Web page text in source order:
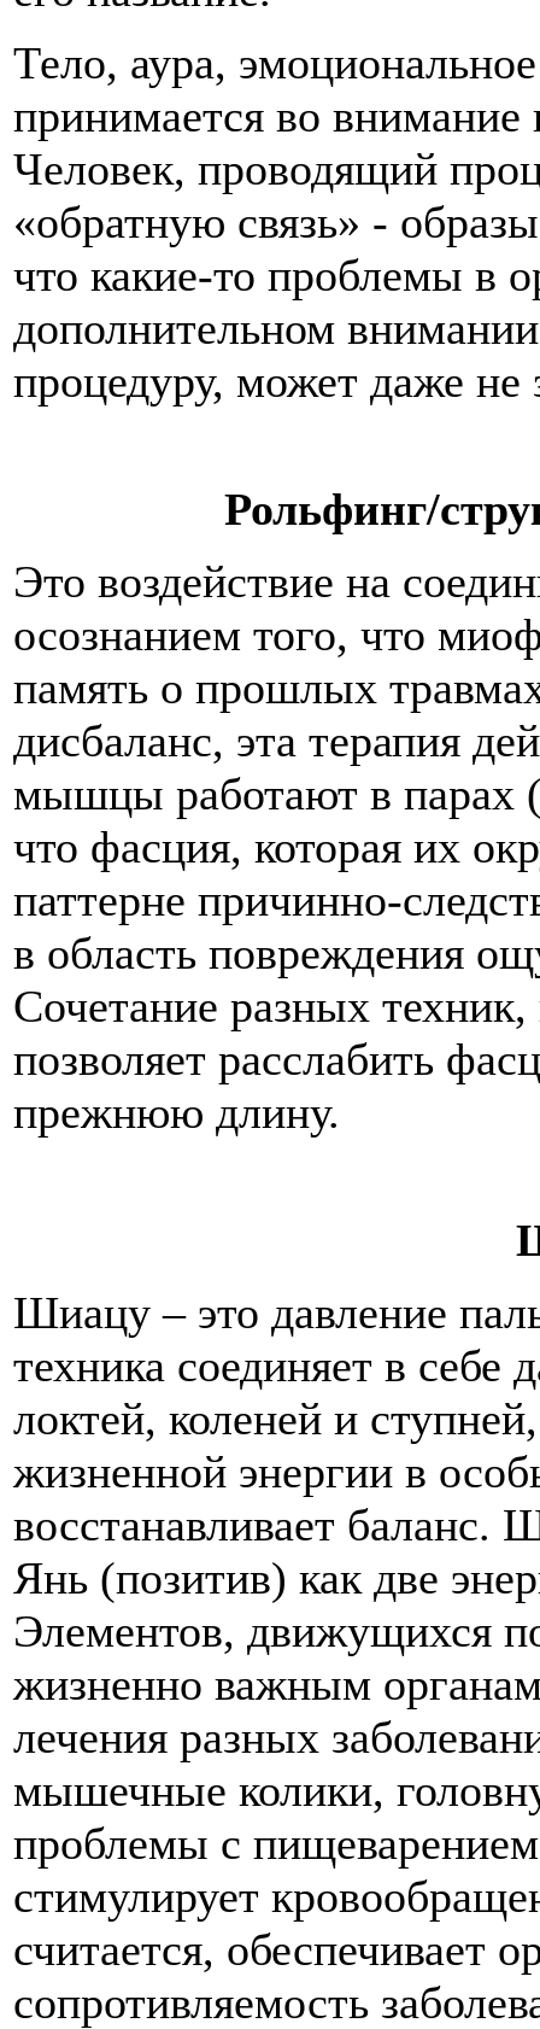
Тело, аура,
принимается во внимание
Человек, проводящий
«обратную связь» -
что какие-то проблемы в
дополнительном
процедуру, может даже не
Рольфинг/
Это воздействие на
осознанием того, что
память о прошлых
дисбаланс, эта терапия
мышцы работают в
что фасция, которая их
паттерне причинно-
в область повреждения
Сочетание разных
позволяет расслабить
прежнюю длину.
Шиацу – это давление
техника соединяет в себе
локтей, коленей и
жизненной энергии в
восстанавливает баланс.
Янь (позитив) как две
Элементов, движущихся
жизненно важным
лечения разных
мышечные колики,
проблемы с
стимулирует
считается, обеспечивает
сопротивляемость